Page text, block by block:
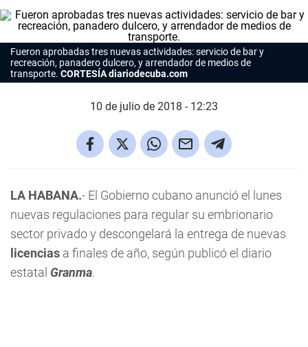
Fueron aprobadas tres nuevas actividades: servicio de bar y
recreación, panadero dulcero, y arrendador de medios de
transporte. CORTESÍA diariodecuba.com
10 de julio de 2018 - 12:23
LA HABANA.- El Gobierno cubano anunció el lunes
nuevas regulaciones para regular su embrionario
sector privado y descongelará la entrega de nuevas
licencias a finales de año, según publicó el diario
estatal Granma.